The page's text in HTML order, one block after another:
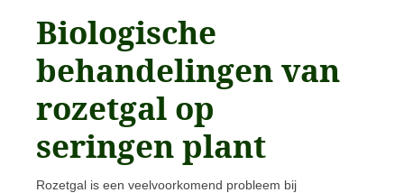
Biologische
behandelingen van
rozetgal op
seringen plant
Rozetgal is een veelvoorkomend probleem bij